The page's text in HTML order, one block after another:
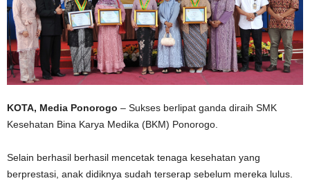
KOTA, Media Ponorogo – Sukses berlipat ganda diraih SMK
Kesehatan Bina Karya Medika (BKM) Ponorogo.
Selain berhasil berhasil mencetak tenaga kesehatan yang
berprestasi, anak didiknya sudah terserap sebelum mereka lulus.